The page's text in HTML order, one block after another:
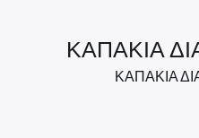
ΚΑΠΑΚΙΑ
ΚΑΠΑΚΙΑ